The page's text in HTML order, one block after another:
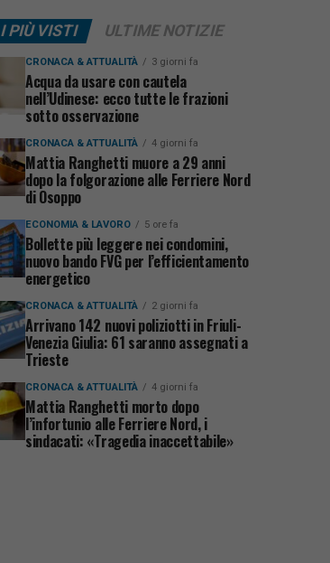
I PIÙ VISTI ULTIME NOTIZIE
CRONACA & ATTUALITÀ 3 giorni fa
Acqua da usare con cautela
nell’Udinese: ecco tutte le frazioni
sotto osservazione
CRONACA & ATTUALITÀ 4 giorni fa
Mattia Ranghetti muore a 29 anni
dopo la folgorazione alle Ferriere Nord
di Osoppo
ECONOMIA & LAVORO 5 ore fa
Bollette più leggere nei condomini,
nuovo bando FVG per l’efficientamento
energetico
CRONACA & ATTUALITÀ 2 giorni fa
Arrivano 142 nuovi poliziotti in Friuli-
Venezia Giulia: 61 saranno assegnati a
Trieste
CRONACA & ATTUALITÀ 4 giorni fa
Mattia Ranghetti morto dopo
l’infortunio alle Ferriere Nord, i
sindacati: «Tragedia inaccettabile»